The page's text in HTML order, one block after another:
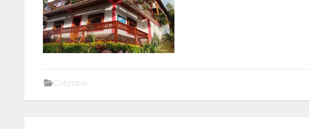
Colombie